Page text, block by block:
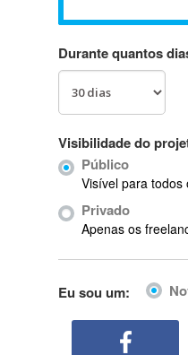
Ab Initio
ABIS
AbleCommerce
Ableton Live
Abstract Window
Durante quantos
Visibilidade do
Público
Visível para todos
Privado
Apenas os
Eu sou um: